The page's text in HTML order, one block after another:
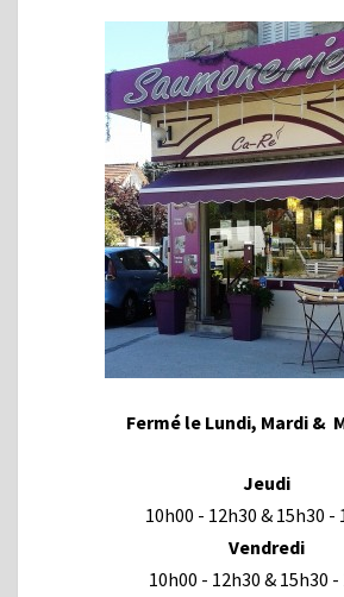
Fermé le Lundi, Mardi &
Jeudi
10h00 - 12h30 & 15h30 -
Vendredi
10h00 - 12h30 & 15h30 -